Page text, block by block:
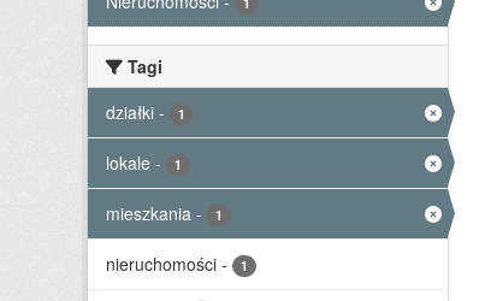
Tagi
działki - 1
lokale - 1
mieszkania - 1
nieruchomości - 1